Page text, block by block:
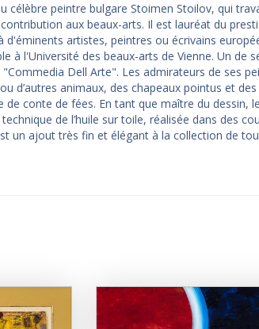
peintre bulgare Stoimen Stoilov, qui
aux beaux-arts. Il est lauréat du
artistes, peintres ou écrivains
l'Université des beaux-arts de Vienne. Un de
Dell Arte". Les admirateurs de ses
d’autres animaux, des chapeaux pointus et des
conte de fées. En tant que maître du dessin, le
de l’huile sur toile, réalisée dans des
un ajout très fin et élégant à la collection de